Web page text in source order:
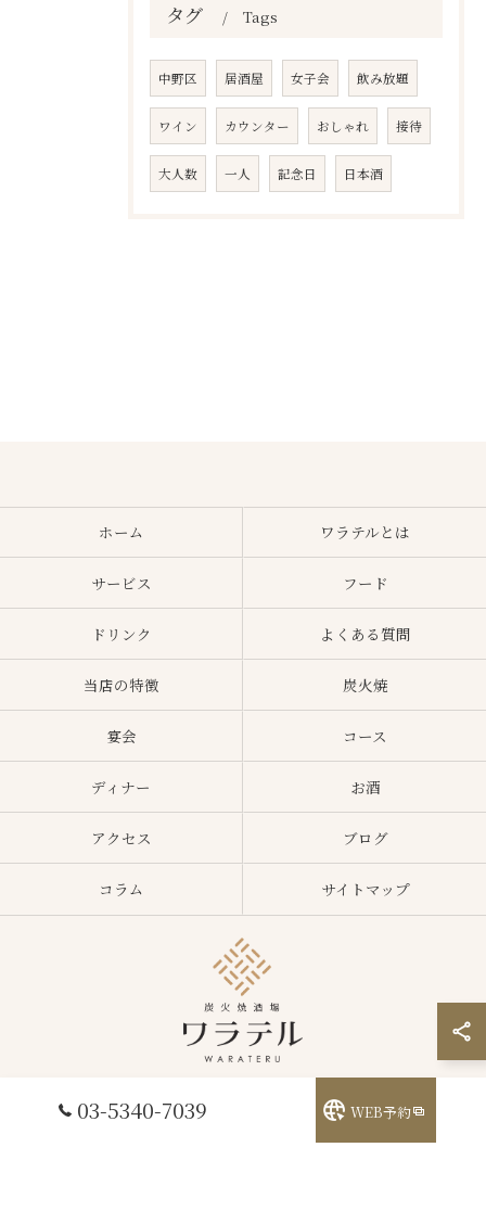
タグ Tags
中野区 居酒屋 女子会 飲み放題
ワイン カウンター おしゃれ 接待
大人数 一人 記念日 日本酒
03-5340-7039 WEB予約
ホーム ワラテルとは
サービス フード
ドリンク よくある質問
当店の特徴 炭火焼
宴会 コース
ディナー お酒
アクセス ブログ
コラム サイトマップ
© 2026 東京都中野区の居酒屋ならワラテル ALL RIGHTS RESERVED.